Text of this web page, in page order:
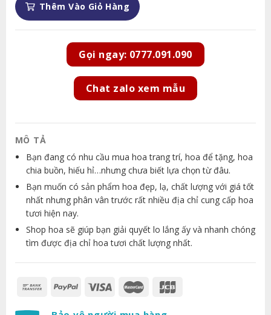
Thêm Vào Giỏ Hàng
Gọi ngay: 0777.091.090
Chat zalo xem mẫu
MÔ TẢ
Bạn đang có nhu cầu mua hoa trang trí, hoa để tặng, hoa
chia buồn, hiếu hỉ…nhưng chưa biết lựa chọn từ đâu.
Bạn muốn có sản phẩm hoa đẹp, lạ, chất lượng với giá tốt
nhất nhưng phân vân trước rất nhiều địa chỉ cung cấp hoa
tươi hiện nay.
Shop hoa sẽ giúp bạn giải quyết lo lắng ấy và nhanh chóng
tìm được địa chỉ hoa tươi chất lượng nhất.